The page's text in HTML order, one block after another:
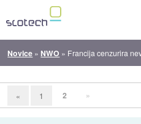
Novice » NWO » Francija cenzurira
« 1 2 »